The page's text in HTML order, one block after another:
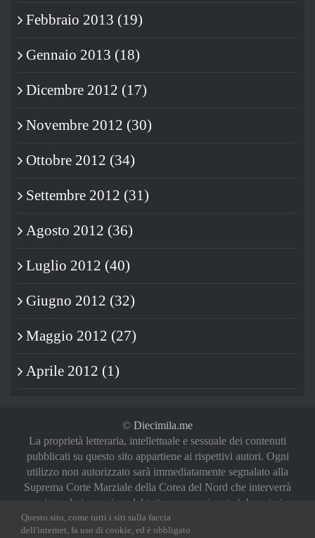
Febbraio 2013 (19)
Gennaio 2013 (18)
Dicembre 2012 (17)
Novembre 2012 (30)
Ottobre 2012 (34)
Settembre 2012 (31)
Agosto 2012 (36)
Luglio 2012 (40)
Giugno 2012 (32)
Maggio 2012 (27)
Aprile 2012 (1)
© Diecimila.me
La proprietà letteraria, intellettuale e sessuale dei contenuti
pubblicati su questo sito appartiene ai rispettivi autori. Ogni
utilizzo non autorizzato sarà immediatamente segnalato alla
Suprema Corte Marziale della Corea del Nord che interverrà
abbiamo avvertiti)
Questo sito, come tutti i siti sulla faccia
dell'internet, fa uso di cookie, ed è obbligato